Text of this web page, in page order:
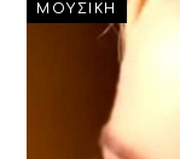
ΜΟΥΣΙΚΗ